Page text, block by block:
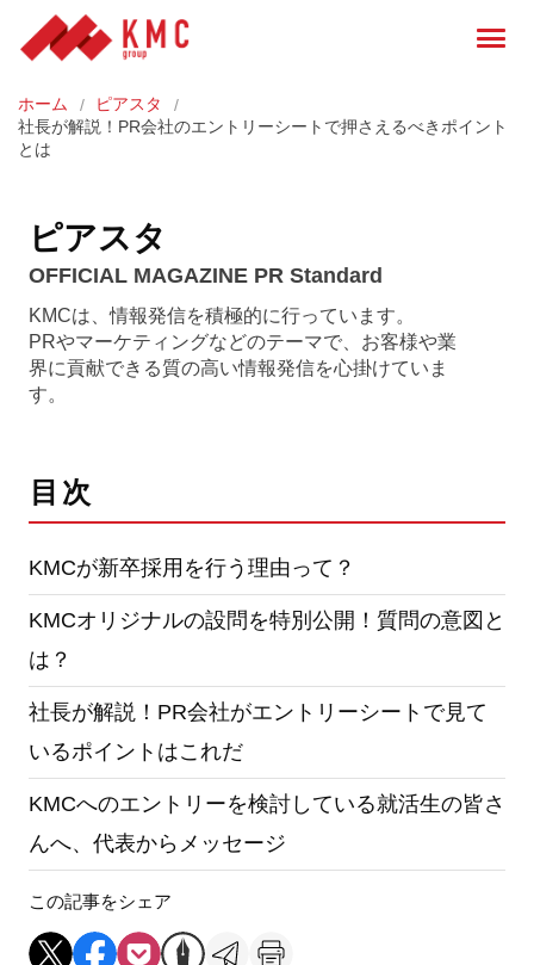
ホーム
ピアスタ
社長が解説！PR会社のエントリーシートで押さえるべきポイント
とは
ピアスタ
OFFICIAL MAGAZINE PR Standard
KMCは、情報発信を積極的に行っています。
PRやマーケティングなどのテーマで、お客様や業
界に貢献できる質の高い情報発信を心掛けていま
す。
目次
KMCが新卒採用を行う理由って？
KMCオリジナルの設問を特別公開！質問の意図と
は？
社長が解説！PR会社がエントリーシートで見て
いるポイントはこれだ
KMCへのエントリーを検討している就活生の皆さ
んへ、代表からメッセージ
この記事をシェア